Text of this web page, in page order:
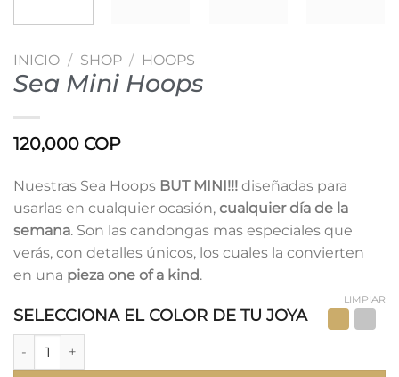
INICIO / SHOP / HOOPS
Sea Mini Hoops
120,000 COP
Nuestras Sea Hoops BUT MINI!!! diseñadas para
usarlas en cualquier ocasión, cualquier día de la
semana. Son las candongas mas especiales que
verás, con detalles únicos, los cuales la convierten
en una pieza one of a kind.
SELECCIONA EL COLOR DE TU JOYA
LIMPIAR
Sea Mini Hoops cantidad